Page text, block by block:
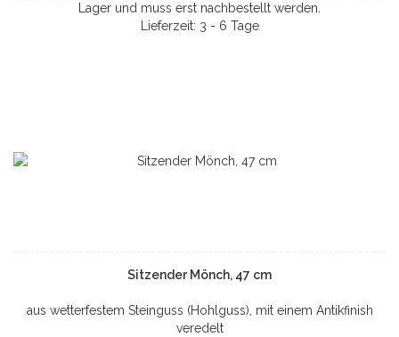
Lager und muss erst nachbestellt werden.
Lieferzeit: 3 - 6 Tage
Sitzender Mönch, 47 cm
aus wetterfestem Steinguss (Hohlguss), mit einem Antikfinish
veredelt